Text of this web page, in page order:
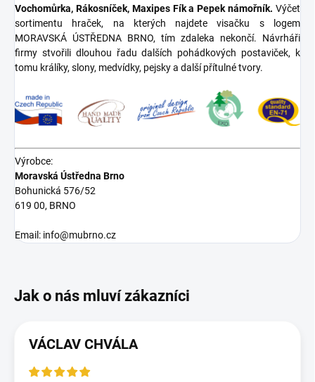
Vochomůrka, Rákosníček, Maxipes Fík a Pepek námořník. Výčet
sortimentu hraček, na kterých najdete visačku s logem
MORAVSKÁ ÚSTŘEDNA BRNO, tím zdaleka nekončí. Návrháři
firmy stvořili dlouhou řadu dalších pohádkových postaviček, k
tomu králíky, slony, medvídky, pejsky a další přítulné tvory.
Výrobce:
Moravská Ústředna Brno
Bohunická 576/52
619 00, BRNO
Email: info@mubrno.cz
VÁCLAV CHVÁLA